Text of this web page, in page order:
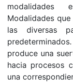
modalidades
Modalidades
las diversas
produce una
hacia procesos
una